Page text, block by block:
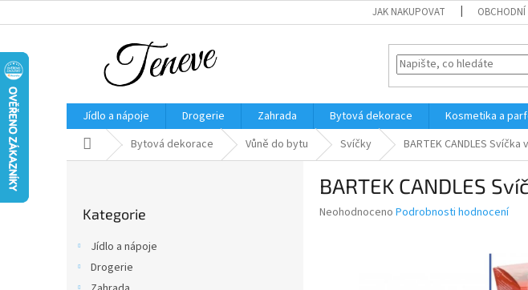
na
JAK NAKUPOVAT
Jídlo a nápoje Drogerie Zahrada Bytová dekorace Kosmetika a
Domů Bytová dekorace Vůně do bytu Svíčky BARTEK CANDLES
kategorie
Kategorie
Jídlo a nápoje
Drogerie
BARTEK CANDLES
Průměrné
Neohodnoceno Podrobnosti hodnocení